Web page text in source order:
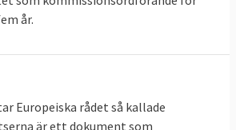
år.
Europeiska rådet så kallade
är ett dokument som